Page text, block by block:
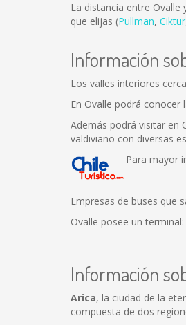
La distancia entre Ovalle
que elijas (Pullman, Ciktur
Información
Los valles interiores
En Ovalle podrá conocer
Además podrá visitar en
valdiviano con diversas
Para mayor
Empresas de buses que
Ovalle posee un terminal:
Información
Arica, la ciudad de la
compuesta de dos